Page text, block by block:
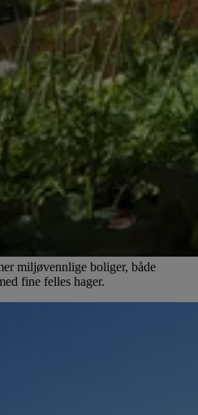
miljøvennlige boliger, både
fine felles hager.